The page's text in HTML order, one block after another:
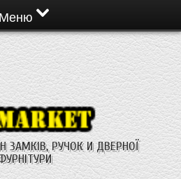
Меню
ЗАМКІВ, РУЧОК И ДВЕРНОЇ